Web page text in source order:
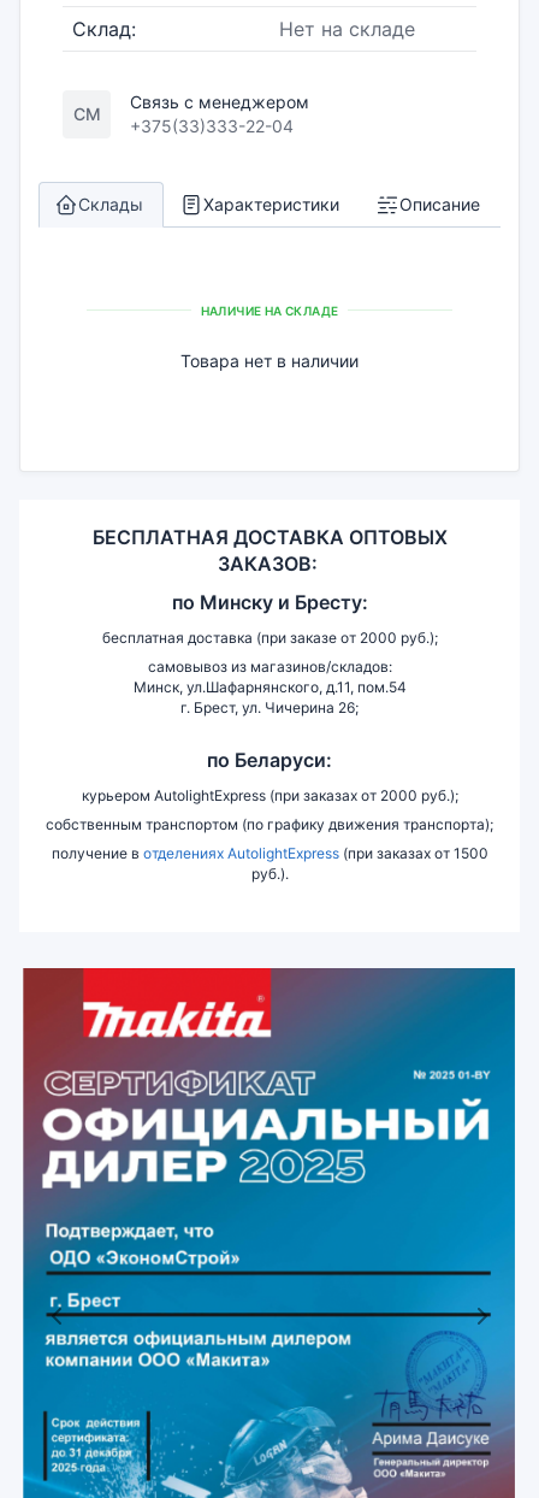
Склад:
Нет на складе
СМ
Связь с менеджером
+375(33)333-22-04
Склады Характеристики Описание
НАЛИЧИЕ НА СКЛАДЕ
Товара нет в наличии
БЕСПЛАТНАЯ ДОСТАВКА ОПТОВЫХ
ЗАКАЗОВ:
по Минску и Бресту:
бесплатная доставка (при заказе от 2000 руб.);
самовывоз из магазинов/складов:
Минск, ул.Шафарнянского, д.11, пом.54
г. Брест, ул. Чичерина 26;
по Беларуси:
курьером AutolightExpress (при заказах от 2000 руб.);
собственным транспортом (по графику движения транспорта);
получение в отделениях AutolightExpress(при заказах от 1500
руб.).
Previous Next